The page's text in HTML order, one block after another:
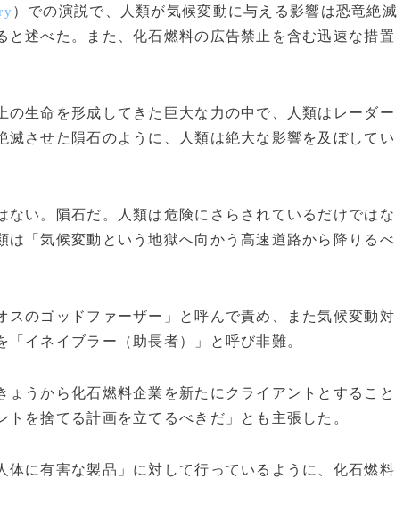
）での演説で、人類が気候変動に与える影響は恐竜絶滅
述べた。また、化石燃料の広告禁止を含む迅速な措置
生命を形成してきた巨大な力の中で、人類はレーダー
滅させた隕石のように、人類は絶大な影響を及ぼしてい
ない。隕石だ。人類は危険にさらされているだけではな
「気候変動という地獄へ向かう高速道路から降りるべ
のゴッドファーザー」と呼んで責め、また気候変動対
イネイブラー（助長者）」と呼び非難。
ょうから化石燃料企業を新たにクライアントとすること
を捨てる計画を立てるべきだ」とも主張した。
に有害な製品」に対して行っているように、化石燃料